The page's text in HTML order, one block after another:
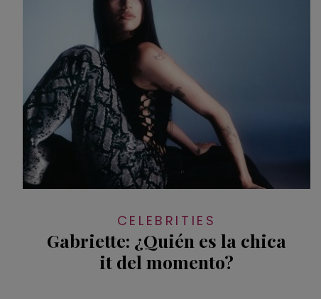
CELEBRITIES
Gabriette: ¿Quién es la chica
it del momento?